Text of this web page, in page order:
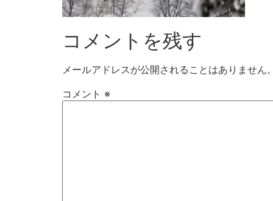
コメントを残す
メールアドレスが公開されることはありません
コメント ※